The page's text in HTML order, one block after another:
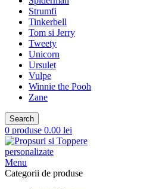
Strumfi
Tinkerbell
Tom si Jerry
Tweety
Unicorn
Ursulet
Vulpe
Winnie the Pooh
Zane
Search
0 produse 0.00 lei
Menu
Categorii de produse